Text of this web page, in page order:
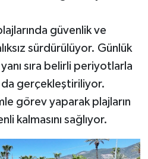
güvenlik ve
sürdürülüyor. Günlük
sıra belirli periyotlarla
da gerçekleştiriliyor.
görev yaparak plajların
kalmasını sağlıyor.